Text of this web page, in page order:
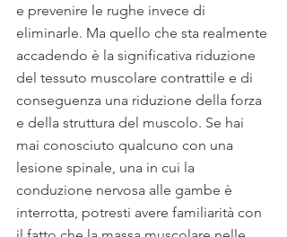
e prevenire le rughe invece di
eliminarle. Ma quello che sta realmente
accadendo è la significativa riduzione
del tessuto muscolare contrattile e di
conseguenza una riduzione della forza
e della struttura del muscolo. Se hai
mai conosciuto qualcuno con una
lesione spinale, una in cui la
conduzione nervosa alle gambe è
interrotta, potresti avere familiarità con